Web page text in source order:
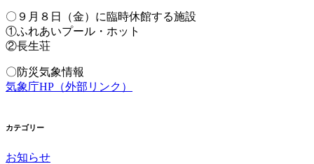
〇９月８日（金）に臨時休館する施設
①ふれあいプール・ホット
②長生荘
〇防災気象情報
気象庁HP（外部リンク）
カテゴリー
お知らせ